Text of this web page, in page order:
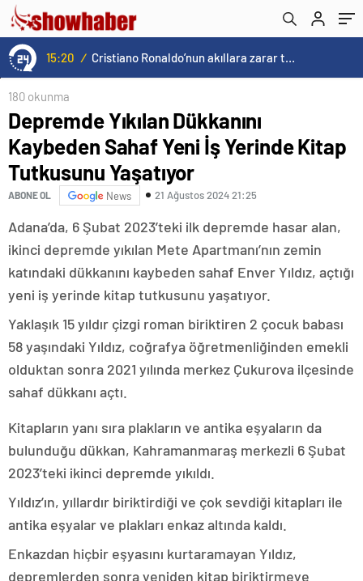
15:20 / Cristiano Ronaldo’nun akıllara zarar tüm kariyerinin istatistiğini çıkardık !
180 okunma
Depremde Yıkılan Dükkanını
Kaybeden Sahaf Yeni İş Yerinde Kitap
Tutkusunu Yaşatıyor
ABONE OL News 21 Ağustos 2024 21:25
Adana’da, 6 Şubat 2023’teki ilk depremde hasar alan,
ikinci depremde yıkılan Mete Apartmanı’nın zemin
katındaki dükkanını kaybeden sahaf Enver Yıldız, açtığı
yeni iş yerinde kitap tutkusunu yaşatıyor.
Yaklaşık 15 yıldır çizgi roman biriktiren 2 çocuk babası
58 yaşındaki Yıldız, coğrafya öğretmenliğinden emekli
olduktan sonra 2021 yılında merkez Çukurova ilçesinde
sahaf dükkanı açtı.
Kitapların yanı sıra plakların ve antika eşyaların da
bulunduğu dükkan, Kahramanmaraş merkezli 6 Şubat
2023’teki ikinci depremde yıkıldı.
Yıldız’ın, yıllardır biriktirdiği ve çok sevdiği kitapları ile
antika eşyalar ve plakları enkaz altında kaldı.
Enkazdan hiçbir eşyasını kurtaramayan Yıldız,
depremlerden sonra yeniden kitap biriktirmeye